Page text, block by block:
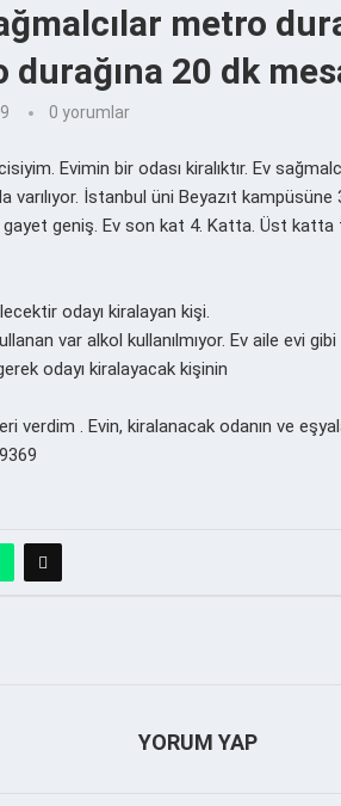
metro
durağına 20 dk
0 yorumlar
Evimin bir odası kiralıktır. Ev
İstanbul üni Beyazıt kampüsüne
gayet geniş. Ev son kat 4. Katta. Üst
odayı kiralayan kişi.
var alkol kullanılmıyor. Ev aile evi
odayı kiralayacak kişinin
verdim . Evin, kiralanacak odanın ve
YORUM YAP